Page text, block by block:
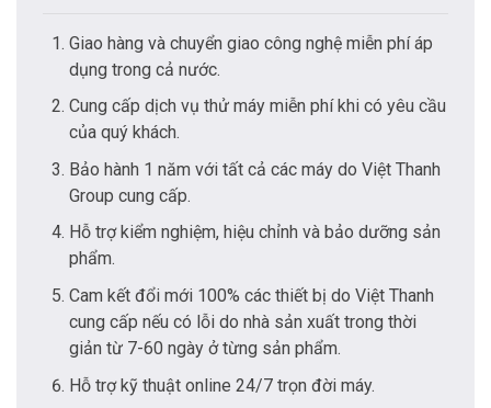
Giao hàng và chuyển giao công nghệ miễn phí áp
dụng trong cả nước.
Cung cấp dịch vụ thử máy miễn phí khi có yêu cầu
của quý khách.
Bảo hành 1 năm với tất cả các máy do Việt Thanh
Group cung cấp.
Hỗ trợ kiểm nghiệm, hiệu chỉnh và bảo dưỡng sản
phẩm.
Cam kết đổi mới 100% các thiết bị do Việt Thanh
cung cấp nếu có lỗi do nhà sản xuất trong thời
giản từ 7-60 ngày ở từng sản phẩm.
Hỗ trợ kỹ thuật online 24/7 trọn đời máy.